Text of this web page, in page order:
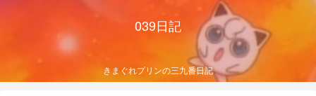
039日記
きまぐれプリンの三九番日記